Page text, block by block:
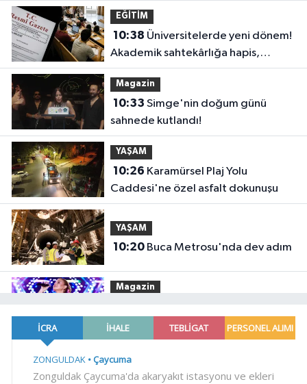
EĞİTİM
10:38
Akademik sahtekârlığa hapis,
öğrencilere dönüş yolu
Magazin
10:33
sahnede kutlandı!
YAŞAM
10:26
Caddesi'ne özel asfalt dokunuşu
YAŞAM
10:20 Buca Metrosu'nda dev adım
Magazin
Vatan'da 'yapay zekâ' çıkışı
10:09Büyükelçiliklerde değişim...